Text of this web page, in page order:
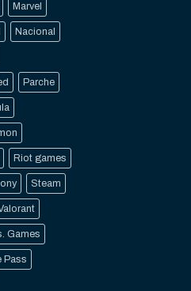
Marvel
Nacional
Parche
Riot games
Steam
Games
Pass